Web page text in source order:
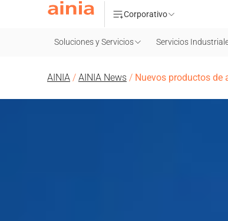
Corporativo
Soluciones y Servicios Servicios
AINIA / AINIA News / Nuevos productos de